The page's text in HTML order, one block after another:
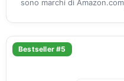
sono marchi di
Bestseller #5